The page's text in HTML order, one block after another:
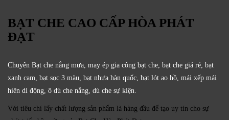
BẠT CHE CAO CẤP HÒA PHÁT
ĐẠT
Chuyên Bạt che nắng mưa, may ép gia công bạt che, bạt che giá rẻ, bạt
xanh cam, bạt sọc 3 màu, bạt nhựa hàn quốc, bạt lót ao hồ, mái xếp mái
hiên di động, ô dù che nắng, dù che sự kiện.
Với tiêu chí lấy chất lượng sản phẩm là hàng đầu để tạo uy tín cho sự